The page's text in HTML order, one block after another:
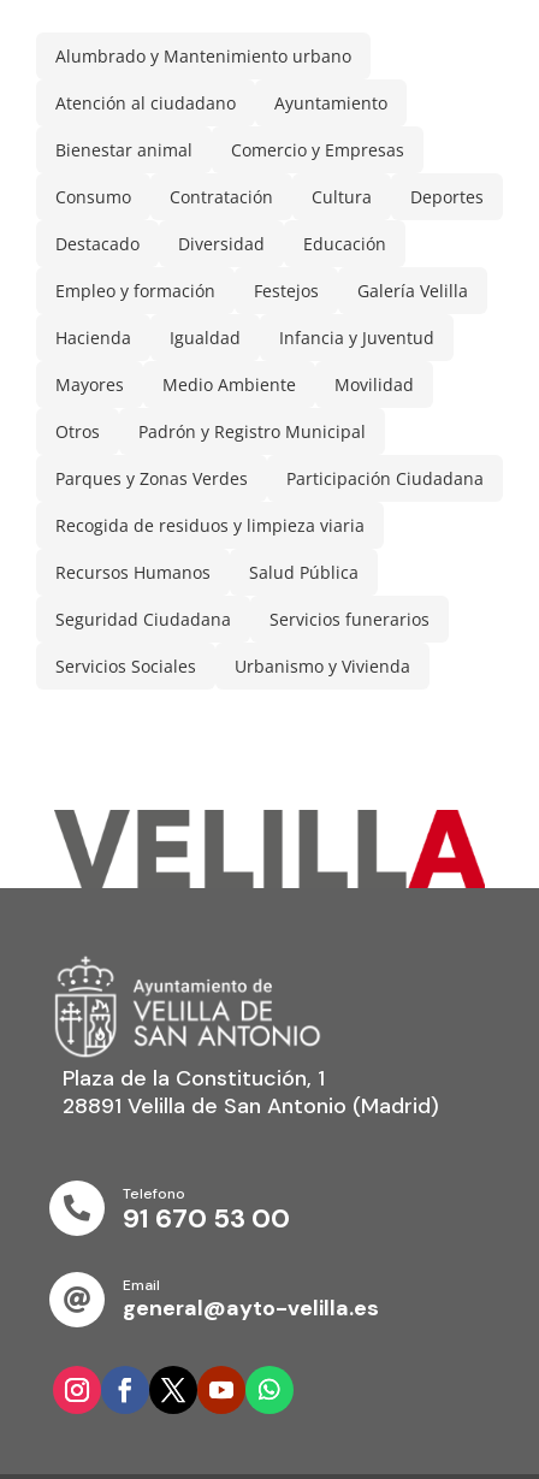
Alumbrado y Mantenimiento urbano
Atención al ciudadano Ayuntamiento
Bienestar animal Comercio y Empresas
Consumo Contratación Cultura Deportes
Destacado Diversidad Educación
Empleo y formación Festejos Galería Velilla
Hacienda Igualdad Infancia y Juventud
Mayores Medio Ambiente Movilidad
Otros Padrón y Registro Municipal
Parques y Zonas Verdes Participación Ciudadana
Recogida de residuos y limpieza viaria
Recursos Humanos Salud Pública
Seguridad Ciudadana Servicios funerarios
Servicios Sociales Urbanismo y Vivienda
Plaza de la Constitución, 1
28891 Velilla de San Antonio (Madrid)

Telefono
91 670 53 00

Email
general@ayto-velilla.es